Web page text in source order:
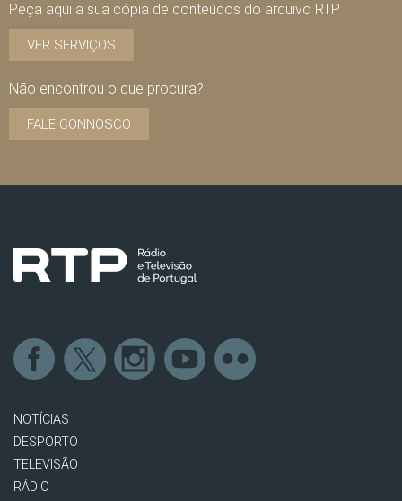
Peça aqui a sua cópia de conteúdos do arquivo RTP
VER SERVIÇOS
Não encontrou o que procura?
FALE CONNOSCO
NOTÍCIAS
DESPORTO
TELEVISÃO
RÁDIO